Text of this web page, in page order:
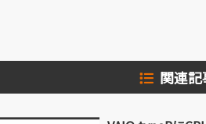
関連記